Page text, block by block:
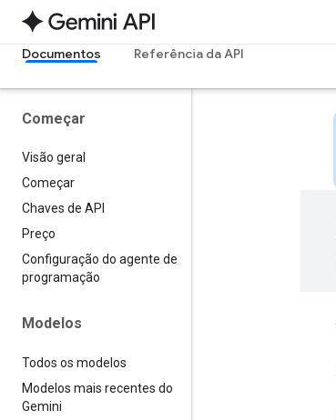
Documentos Referência da API
Começar
Visão geral
Começar
Chaves de API
Preço
Configuração do agente de
programação
Modelos
Todos os modelos
Modelos mais recentes do
Gemini